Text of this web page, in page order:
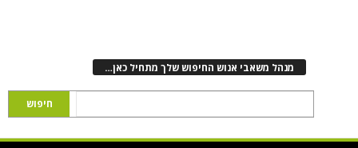
מנהל משאבי אנוש החיפוש שלך מתחיל כאן…